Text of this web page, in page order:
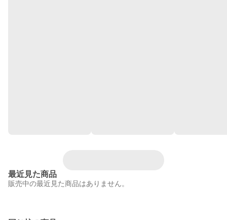
最近見た商品
販売中の最近見た商品はありません。